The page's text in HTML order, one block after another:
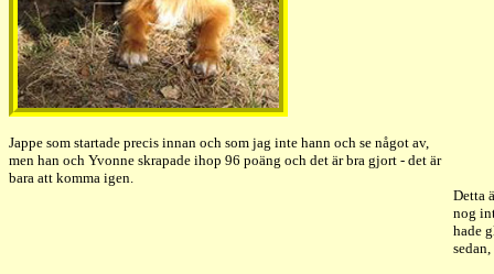
Jappe som startade precis innan och som jag inte hann och se något av,
men han och Yvonne skrapade ihop 96 poäng och det är bra gjort - det är
bara att komma igen.
Detta
nog
hade